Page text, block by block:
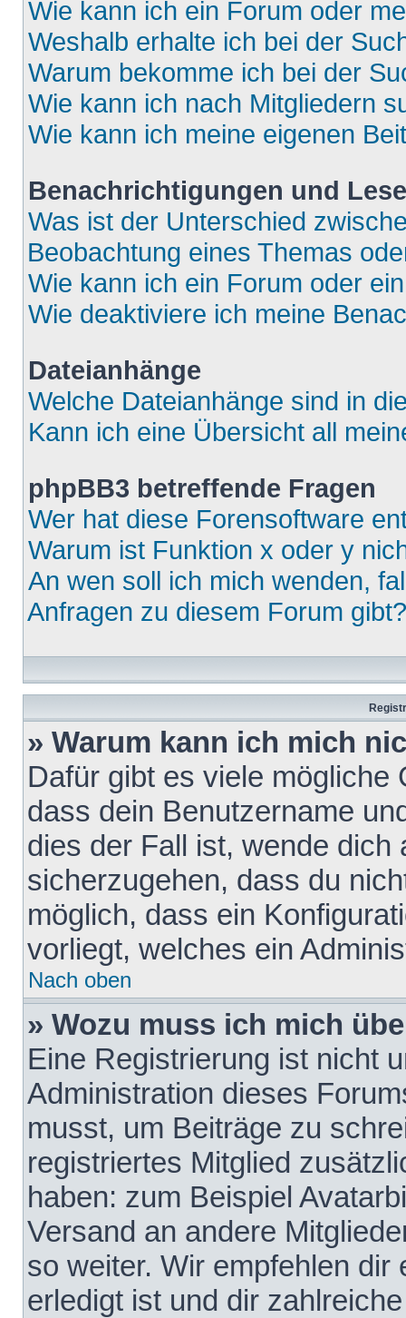
Wie kann ich ein Forum oder
Weshalb erhalte ich bei der
Warum bekomme ich bei der
Wie kann ich nach Mitgliedern
Wie kann ich meine eigenen
Benachrichtigungen und
Was ist der Unterschied
Beobachtung eines Themas
Wie kann ich ein Forum oder
Wie deaktiviere ich meine
Dateianhänge
Welche Dateianhänge sind in
Kann ich eine Übersicht all
phpBB3 betreffende Fragen
Wer hat diese Forensoftware
Warum ist Funktion x oder y
An wen soll ich mich wenden,
Anfragen zu diesem Forum gibt?
» Warum kann ich mich
Dafür gibt es viele
dass dein Benutzername
dies der Fall ist, wende dich
sicherzugehen, dass du
möglich, dass ein
vorliegt, welches ein
Nach oben
» Wozu muss ich mich
Eine Registrierung ist nicht
Administration dieses
musst, um Beiträge zu
registriertes Mitglied
haben: zum Beispiel
Versand an andere
so weiter. Wir empfehlen
erledigt ist und dir